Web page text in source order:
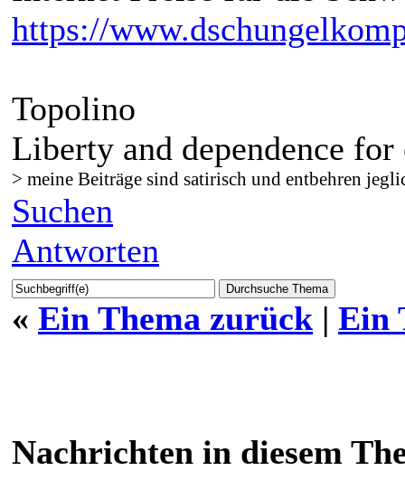
https://
Topolino
Liberty and dependence for
> meine Beiträge sind satirisch und entbehren
Suchen
Antworten
« Ein Thema zurück | Ein
Nachrichten in diesem